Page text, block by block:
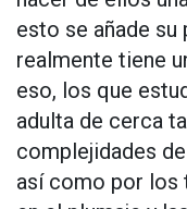
esto se añade
realmente tiene
eso, los que
adulta de cerca
complejidades
así como por los